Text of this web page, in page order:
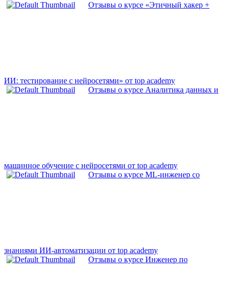
Отзывы о курсе «Этичный хакер +
ИИ: тестирование с нейросетями» от top academy
Отзывы о курсе Аналитика данных и
машинное обучение с нейросетями от top academy
Отзывы о курсе ML-инженер со
знаниями ИИ-автоматизации от top academy
Отзывы о курсе Инженер по